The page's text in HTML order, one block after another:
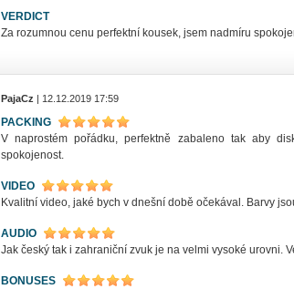
VERDICT
Za rozumnou cenu perfektní kousek, jsem nadmíru
PajaCz | 12.12.2019 17:59
PACKING
V naprostém pořádku, perfektně zabaleno tak aby
spokojenost.
VIDEO
Kvalitní video, jaké bych v dnešní době očekával. Barvy
AUDIO
Jak český tak i zahraniční zvuk je na velmi vysoké urovni.
BONUSES